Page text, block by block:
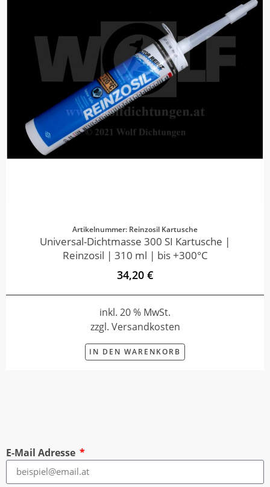
Artikelnummer: Reinzosil Kartusche
Universal-Dichtmasse 300 SI Kartusche |
Reinzosil | 310 ml | bis +300°C
34,20 €
inkl. 20 % MwSt.
zzgl. Versandkosten
IN DEN WARENKORB
E-Mail Adresse